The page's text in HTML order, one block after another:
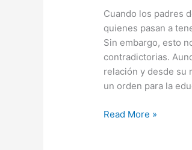
Cuando los padres
quienes pasan a
Sin embargo, esto
contradictorias.
relación y desde su
un orden para la
Read More »